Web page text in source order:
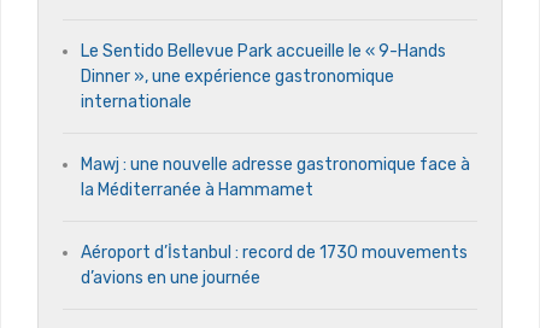
Le Sentido Bellevue Park accueille le « 9-Hands
Dinner », une expérience gastronomique
internationale
Mawj : une nouvelle adresse gastronomique face à
la Méditerranée à Hammamet
Aéroport d’İstanbul : record de 1730 mouvements
d’avions en une journée